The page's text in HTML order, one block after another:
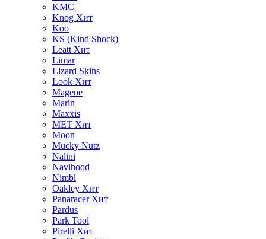
KMC
Knog Хит
Koo
KS (Kind Shock)
Leatt Хит
Limar
Lizard Skins
Look Хит
Magene
Marin
Maxxis
MET Хит
Moon
Mucky Nutz
Nalini
Navihood
Nimbl
Oakley Хит
Panaracer Хит
Pardus
Park Tool
Pirelli Хит